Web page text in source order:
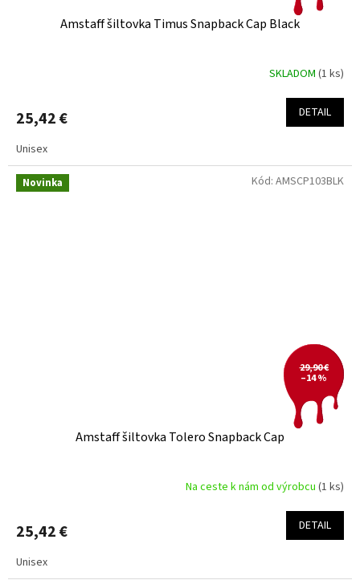
Amstaff šiltovka Timus Snapback Cap Black
SKLADOM (1 ks)
25,42 € DETAIL
Unisex
Novinka
29,90 €
–14 %
Amstaff šiltovka Tolero Snapback Cap
Na ceste k nám od výrobcu (1 ks)
25,42 € DETAIL
Unisex
Kód: AMSCP103BLK